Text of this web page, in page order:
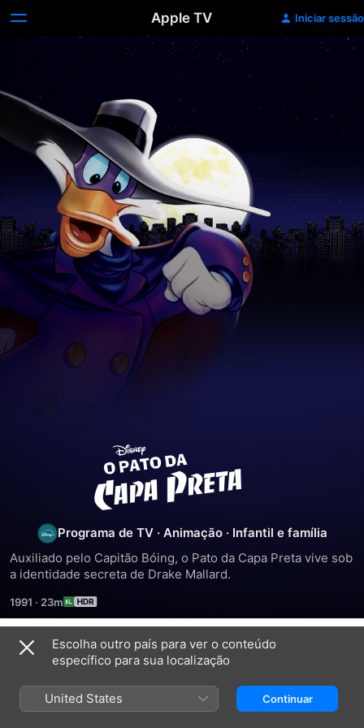
Apple TV Iniciar sessão
O
Pato
da
Capa
Preta
Programa de TV · Animação · Infantil e família
Auxiliado pelo Capitão Bóing, o Pato da Capa Preta vive sob
a identidade secreta de Drake Mallard.
1991 · 23m
Temporada 1
Escolha outro país para ver o conteúdo
específico para sua localização
United States Continuar